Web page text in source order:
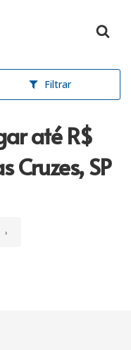
Filtrar
até R$
Cruzes, SP
›